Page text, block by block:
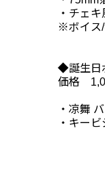
・チェ
※ボイス/
◆誕生日
価格
・凉舞
・キー